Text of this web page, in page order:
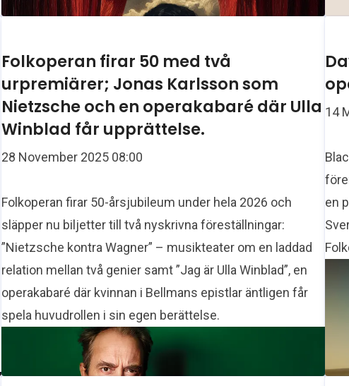
Folkoperan firar 50 med två
urpremiärer; Jonas Karlsson som
Nietzsche och en operakabaré där Ulla
Winblad får upprättelse.
28 November 2025 08:00
Folkoperan firar 50-årsjubileum under hela 2026 och
släpper nu biljetter till två nyskrivna föreställningar:
”Nietzsche kontra Wagner” – musikteater om en laddad
relation mellan två genier samt ”Jag är Ulla Winblad”, en
operakabaré där kvinnan i Bellmans epistlar äntligen får
spela huvudrollen i sin egen berättelse.
14
en